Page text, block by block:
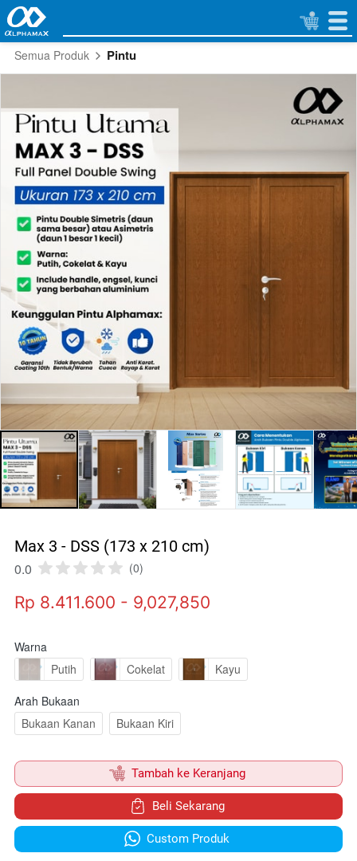
Semua Produk Pintu
Max 3 - DSS (173 x 210 cm)
0.0 (0)
Rp 8.411.600 - 9,027,850
Warna
Putih
Cokelat
Kayu
Arah Bukaan
Bukaan Kanan
Bukaan Kiri
` Tambah ke Keranjang
` Beli Sekarang
` Custom Produk